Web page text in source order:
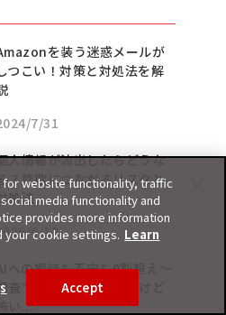
を装う迷惑メールが
つこい！対策と対処法を解
7/31
人情報が流出したらどうな
？詐欺につながるリスクと
対処法
6/18
AIへの期待も不安も9割超え〜
査で見えた「使いたいけど
怖い...
website functionality, traffic
media functionality and
provides more information
your cookie settings. Learn
Accept